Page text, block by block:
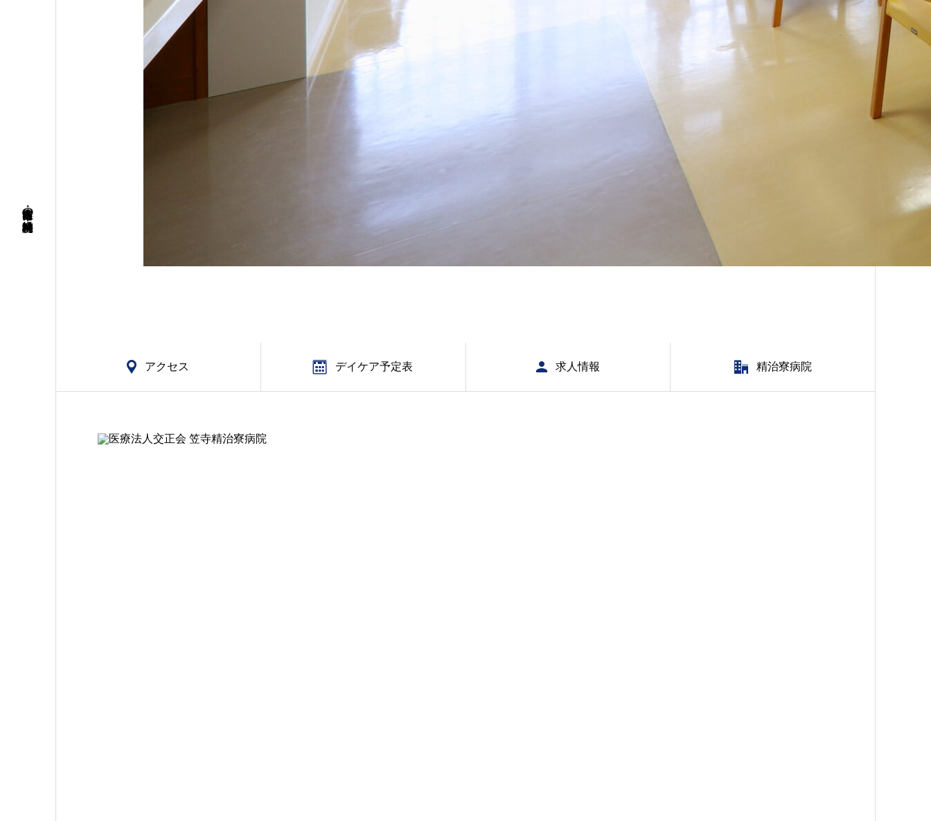
名古屋市南区・笠寺の精神科・神経科病院
アクセス デイケア予定表 求人情報 精治寮病院